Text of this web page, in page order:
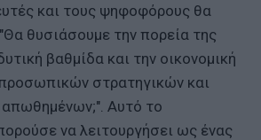
και τους ψηφοφόρους θα
"Θα θυσιάσουμε την πορεία της
βαθμίδα και την οικονομική
στρατηγικών και
Αυτό το
να λειτουργήσει ως ένας